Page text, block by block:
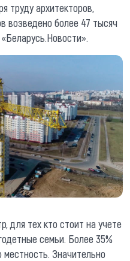
труду архитекторов,
возведено более 47 тысяч
для тех кто стоит на учете
семьи. Более 35%
Значительно